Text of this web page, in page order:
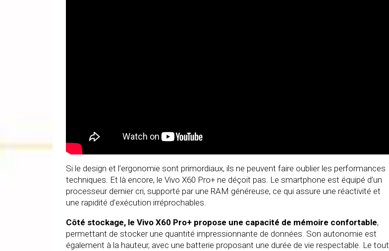
Si le design et l’ergonomie sont primordiaux, ils ne peuvent faire oublier les performances
techniques. Et là encore, le Vivo X60 Pro+ ne déçoit pas. Le smartphone est équipé d’un
processeur dernier cri, supporté par une RAM généreuse, ce qui assure une réactivité et
une rapidité d’exécution irréprochables.
Côté stockage, le Vivo X60 Pro+ propose une capacité de mémoire confortable,
permettant de stocker une quantité impressionnante de données. Son autonomie est
également à la hauteur, avec une batterie proposant une durée de vie respectable. Le tout